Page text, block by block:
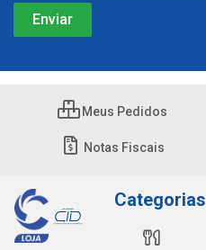
Meus Pedidos
Notas Fiscais
Categorias